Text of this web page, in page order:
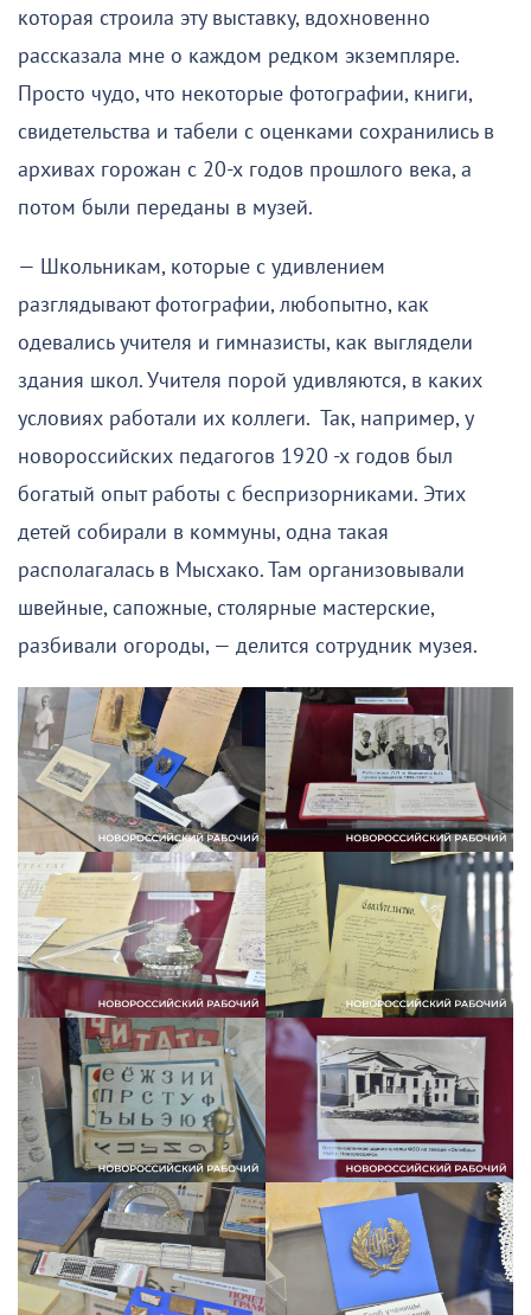
которая строила эту выставку, вдохновенно
рассказала мне о каждом редком экземпляре.
Просто чудо, что некоторые фотографии, книги,
свидетельства и табели с оценками сохранились в
архивах горожан с 20-х годов прошлого века, а
потом были переданы в музей.
— Школьникам, которые с удивлением
разглядывают фотографии, любопытно, как
одевались учителя и гимназисты, как выглядели
здания школ. Учителя порой удивляются, в каких
условиях работали их коллеги. Так, например, у
новороссийских педагогов 1920 -х годов был
богатый опыт работы с беспризорниками. Этих
детей собирали в коммуны, одна такая
располагалась в Мысхако. Там организовывали
швейные, сапожные, столярные мастерские,
разбивали огороды, — делится сотрудник музея.